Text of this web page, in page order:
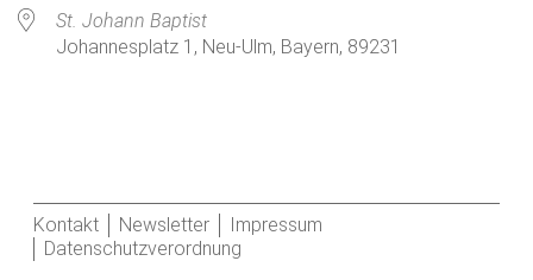
St. Johann Baptist
Johannesplatz 1, Neu-Ulm, Bayern, 89231
Kontakt Newsletter
Impressum
Datenschutzverordnung